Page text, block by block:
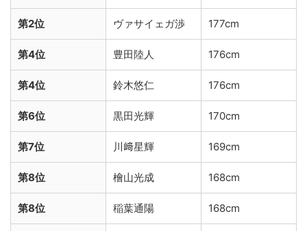
第2位 ヴァサイェガ渉 177cm
第4位 豊田陸人 176cm
第4位 鈴木悠仁 176cm
第6位 黒田光輝 170cm
第7位 川﨑星輝 169cm
第8位 檜山光成 168cm
第8位 稲葉通陽 168cm